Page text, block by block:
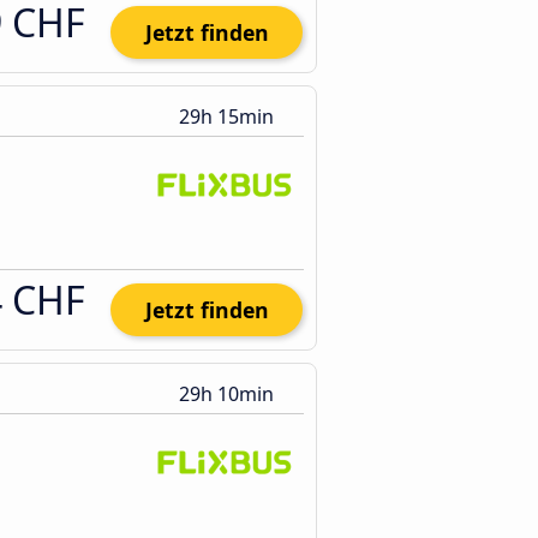
Jetzt finden
29h 15min
Jetzt finden
29h 10min